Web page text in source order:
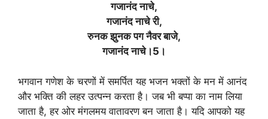
गजानंद नाचे,
गजानंद नाचे री,
रुनक झुनक पग नैवर बाजे,
गजानंद नाचे।5।
भगवान गणेश के चरणों में समर्पित यह भजन भक्तों के मन में आनंद
और भक्ति की लहर उत्पन्न करता है। जब भी बप्पा का नाम लिया
जाता है, हर ओर मंगलमय वातावरण बन जाता है। यदि आपको यह